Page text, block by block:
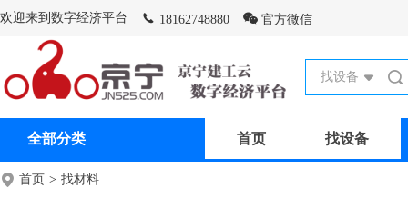
欢迎来到数字经济平台 18162748880 官方微信
找设备
全部分类 首页 找设备
首页 > 找材料